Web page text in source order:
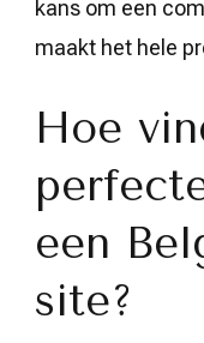
kans om een
maakt het hele
Hoe
een
site?